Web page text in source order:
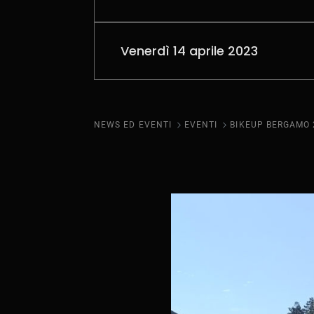
Venerdì 14 aprile 2023
NEWS ED EVENTI EVENTI BIKEUP